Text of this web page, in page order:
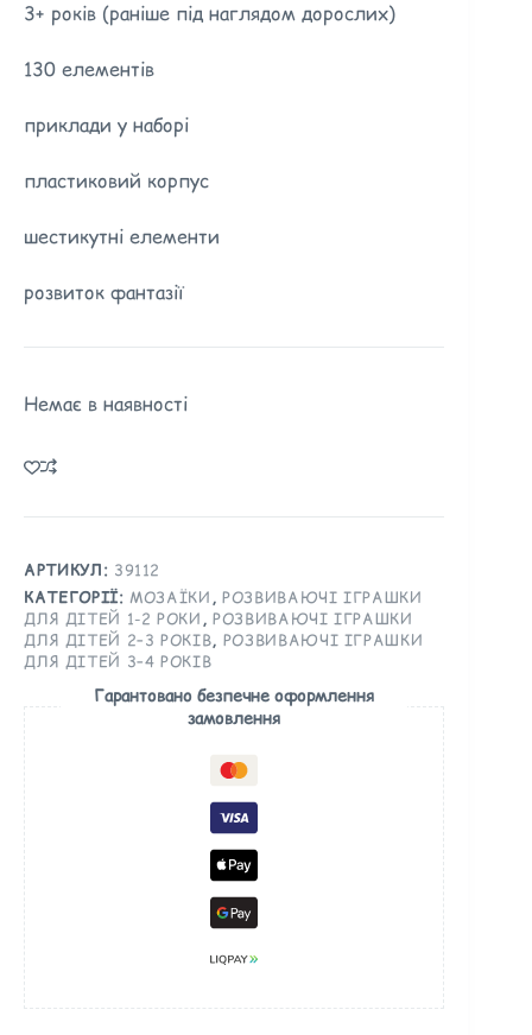
3+ років (раніше під наглядом дорослих)
130 елементів
приклади у наборі
пластиковий корпус
шестикутні елементи
розвиток фантазії
Немає в наявності
АРТИКУЛ: 39112
КАТЕГОРІЇ:МОЗАЇКИ ,РОЗВИВАЮЧІ ІГРАШКИ
ДЛЯ ДІТЕЙ 1-2 РОКИ ,РОЗВИВАЮЧІ ІГРАШКИ
ДЛЯ ДІТЕЙ 2–3 РОКІВ, РОЗВИВАЮЧІ ІГРАШКИ
ДЛЯ ДІТЕЙ 3–4 РОКІВ
Гарантовано безпечне оформлення
замовлення